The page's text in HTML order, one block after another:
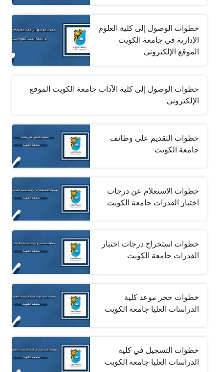
خطوات الوصول إلى كلية العلوم
الإدارية في جامعة الكويت
الموقع الإلكتروني
خطوات الوصول إلى كلية الآداب جامعة الكويت الموقع
الإلكتروني
خطوات التقديم على وظائف
جامعة الكويت
خطوات الاستعلام عن درجات
اختبار القدرات جامعة الكويت
خطوات استخراج درجات اختبار
القدرات جامعة الكويت
خطوات حجز موعد كلية
الدراسات العليا جامعة الكويت
خطوات التسجيل في كلية
الدراسات العليا جامعة الكويت